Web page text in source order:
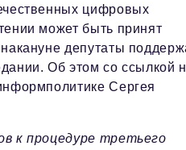
цифровых
может быть принят
депутаты
Об этом со ссылкой
Сергея
к процедуре третьего